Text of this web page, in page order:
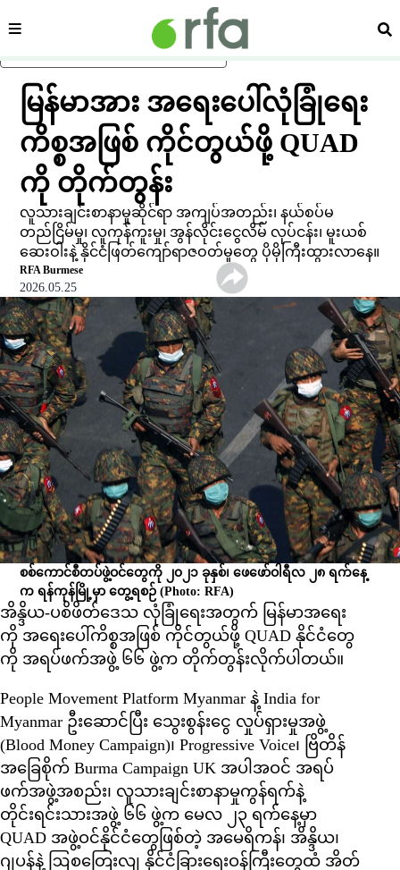
ပင်မအကြောင်းအရာသို့ ကျော်ရန်
ကဏ္ဍ ရှာ
မြန်မာအား အရေးပေါ်လုံခြုံရေး
ကိစ္စအဖြစ် ကိုင်တွယ်ဖို့ QUAD
ကို တိုက်တွန်း
လူသားချင်းစာနာမှုဆိုင်ရာ အကျပ်အတည်း၊ နယ်စပ်မ
တည်ငြိမ်မှု၊ လူကုန်ကူးမှု၊ အွန်လိုင်းငွေလိမ် လုပ်ငန်း၊ မူးယစ်
ဆေးဝါးနဲ့ နိုင်ငံဖြတ်ကျော်ရာဇဝတ်မှုတွေ ပိုမိုကြီးထွားလာနေ။
RFA Burmese
2026.05.25
စစ်ကောင်စီတပ်ဖွဲ့ဝင်တွေကို ၂၀၂၁ ခုနှစ်၊ ဖေ‌ဖော်ဝါရီလ ၂၈ ရက်နေ့
က ရန်ကုန်မြို့မှာ တွေ့ရစဉ်(Photo: RFA)
အိန္ဒိယ-ပစိဖိတ်ဒေသ လုံခြုံရေးအတွက် မြန်မာအရေး
ကို အရေးပေါ်ကိစ္စအဖြစ် ကိုင်တွယ်ဖို့ QUAD နိုင်ငံတွေ
ကို အရပ်ဖက်အဖွဲ့ ၆၆ ဖွဲ့က တိုက်တွန်းလိုက်ပါတယ်။
People Movement Platform Myanmar နဲ့ India for
Myanmar ဦးဆောင်ပြီး သွေးစွန်းငွေ လှုပ်ရှားမှုအဖွဲ့
(Blood Money Campaign)၊ Progressive Voice၊ ဗြိတိန်
အခြေစိုက် Burma Campaign UK အပါအဝင် အရပ်
ဖက်အဖွဲ့အစည်း၊ လူသားချင်းစာနာမှုကွန်ရက်နဲ့
တိုင်းရင်းသားအဖွဲ့ ၆၆ ဖွဲ့က မေလ ၂၃ ရက်နေ့မှာ
QUAD အဖွဲ့ဝင်နိုင်ငံတွေဖြစ်တဲ့ အမေရိကန်၊ အိန္ဒိယ၊
ဂျပန်နဲ့ ဩစတြေးလျ နိုင်ငံခြားရေးဝန်ကြီးတွေထံ အိတ်